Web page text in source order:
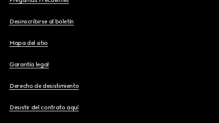
Desinscribirse al boletín
Mapa del sitio
Garantía legal
Derecho de desistimiento
Desistir del contrato aquí